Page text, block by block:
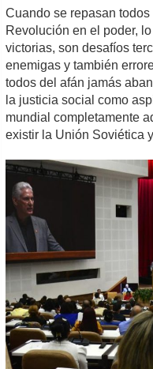
Cuando se repasan
Revolución en el poder,
victorias, son desafíos
enemigas y también
todos del afán jamás
la justicia social como
mundial completamente
existir la Unión Soviética